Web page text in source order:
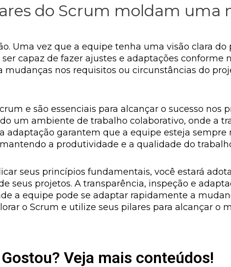
do Scrum moldam uma
Uma vez que a equipe tenha uma visão clara
capaz de fazer ajustes e adaptações conforme
nos requisitos ou circunstâncias do
e são essenciais para alcançar o sucesso nos
um ambiente de trabalho colaborativo, onde a
adaptação garantem que a equipe esteja sempre
a produtividade e a qualidade do
seus princípios fundamentais, você estará
seus projetos. A transparência, inspeção e
a equipe pode se adaptar rapidamente a
o Scrum e utilize seus pilares para alcançar o
Gostou? Veja mais conteúdos!